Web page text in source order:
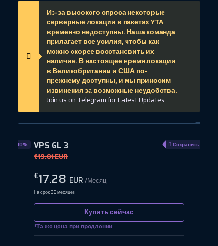
Из-за высокого спроса некоторые
серверные локации в пакетах YTA
временно недоступны. Наша команда
прилагает все усилия, чтобы как
можно скорее восстановить их
наличие. В настоящее время локации
в Великобритании и США по-
прежнему доступны, и мы приносим
извинения за возможные неудобства.
Join us on Telegram for Latest Updates
10% VPS GL 3
€19.01 EUR
Сохранить 10%
€17.28 EUR/Месяц
На срок 36 месяцев
Купить сейчас
*Та же цена при продлении